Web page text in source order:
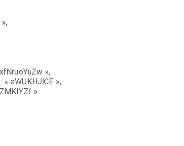
»,
eWUKHJlCE »,
»